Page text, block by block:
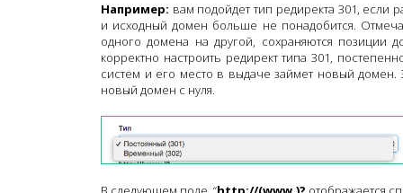
Например: вам подойдет тип редиректа 301,
и исходный домен больше не понадобится.
одного домена на другой, сохраняются позиции
корректно настроить редирект типа 301,
систем и его место в выдаче займет новый домен.
новый домен с нуля.